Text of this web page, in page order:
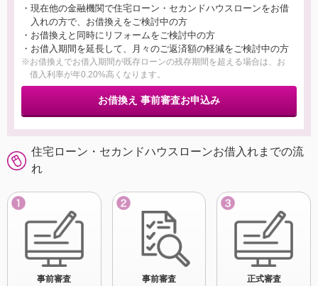
・現在他の金融機関で住宅ローン・セカンドハウスローンをお借
入れの方で、お借換えをご検討中の方
・お借換えと同時にリフォームをご検討中の方
・お借入期間を延長して、月々のご返済額の軽減をご検討中の方
※お借換えでお借入期間が既存ローンの残存期間を超える場合は、お
借入利率が年0.20%高くなります。
お借換え 事前審査お申込み
住宅ローン・セカンドハウスローンお借入れまでの流
れ
事前審査
事前審査
正式審査